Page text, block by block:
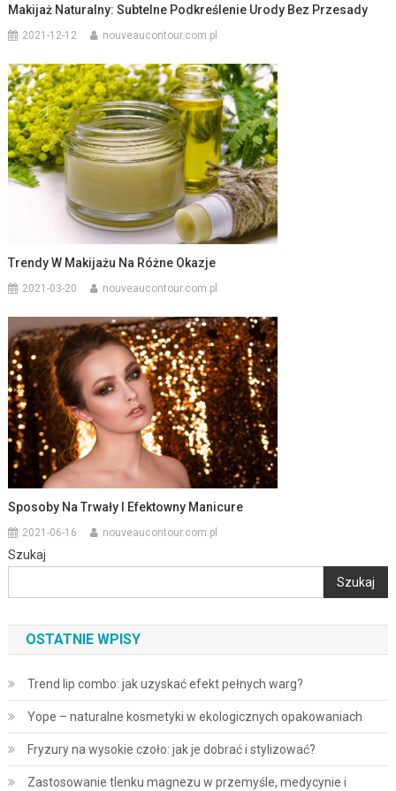
Makijaż Naturalny: Subtelne Podkreślenie Urody Bez Przesady
2021-12-12 nouveaucontour.com.pl
Trendy W Makijażu Na Różne Okazje
2021-03-20 nouveaucontour.com.pl
Sposoby Na Trwały I Efektowny Manicure
2021-06-16 nouveaucontour.com.pl
Szukaj
Szukaj
OSTATNIE WPISY
Trend lip combo: jak uzyskać efekt pełnych warg?
Yope – naturalne kosmetyki w ekologicznych opakowaniach
Fryzury na wysokie czoło: jak je dobrać i stylizować?
Zastosowanie tlenku magnezu w przemyśle, medycynie i